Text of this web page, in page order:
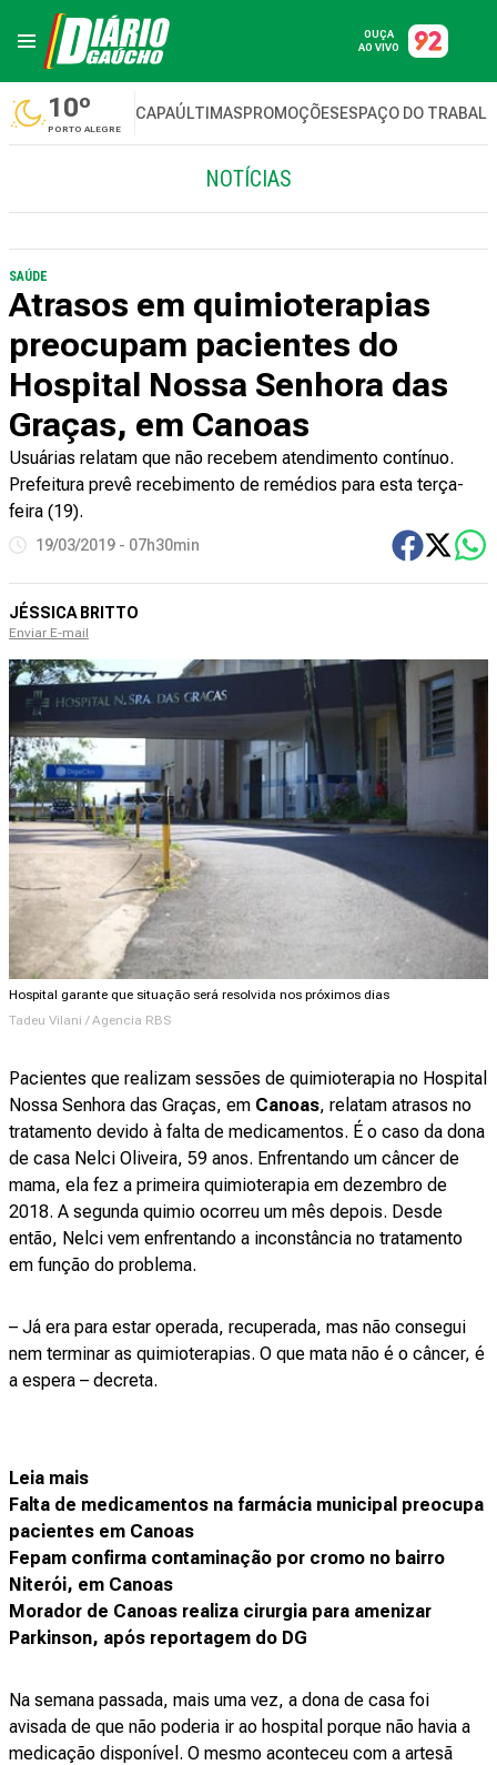
OUÇA
AO VIVO
10º
PORTO ALEGRE
CAPAÚLTIMASPROMOÇÕESESPAÇO DO
NOTÍCIAS
SAÚDE
Atrasos em quimioterapias
preocupam pacientes do
Hospital Nossa Senhora das
Graças, em Canoas
Usuárias relatam que não recebem atendimento contínuo.
Prefeitura prevê recebimento de remédios para esta terça-
feira (19).
19/03/2019 - 07h30min
JÉSSICA BRITTO
Enviar E-mail
Hospital garante que situação será resolvida nos próximos dias
Tadeu Vilani / Agencia RBS
Pacientes que realizam sessões de quimioterapia no Hospital
Nossa Senhora das Graças, em Canoas, relatam atrasos no
tratamento devido à falta de medicamentos. É o caso da dona
de casa Nelci Oliveira, 59 anos. Enfrentando um câncer de
mama, ela fez a primeira quimioterapia em dezembro de
2018. A segunda quimio ocorreu um mês depois. Desde
então, Nelci vem enfrentando a inconstância no tratamento
em função do problema.
– Já era para estar operada, recuperada, mas não consegui
nem terminar as quimioterapias. O que mata não é o câncer, é
a espera – decreta.
Leia mais
Falta de medicamentos na farmácia municipal preocupa
pacientes em Canoas
Fepam confirma contaminação por cromo no bairro
Niterói, em Canoas
Morador de Canoas realiza cirurgia para amenizar
Parkinson, após reportagem do DG
Na semana passada, mais uma vez, a dona de casa foi
avisada de que não poderia ir ao hospital porque não havia a
medicação disponível. O mesmo aconteceu com a artesã